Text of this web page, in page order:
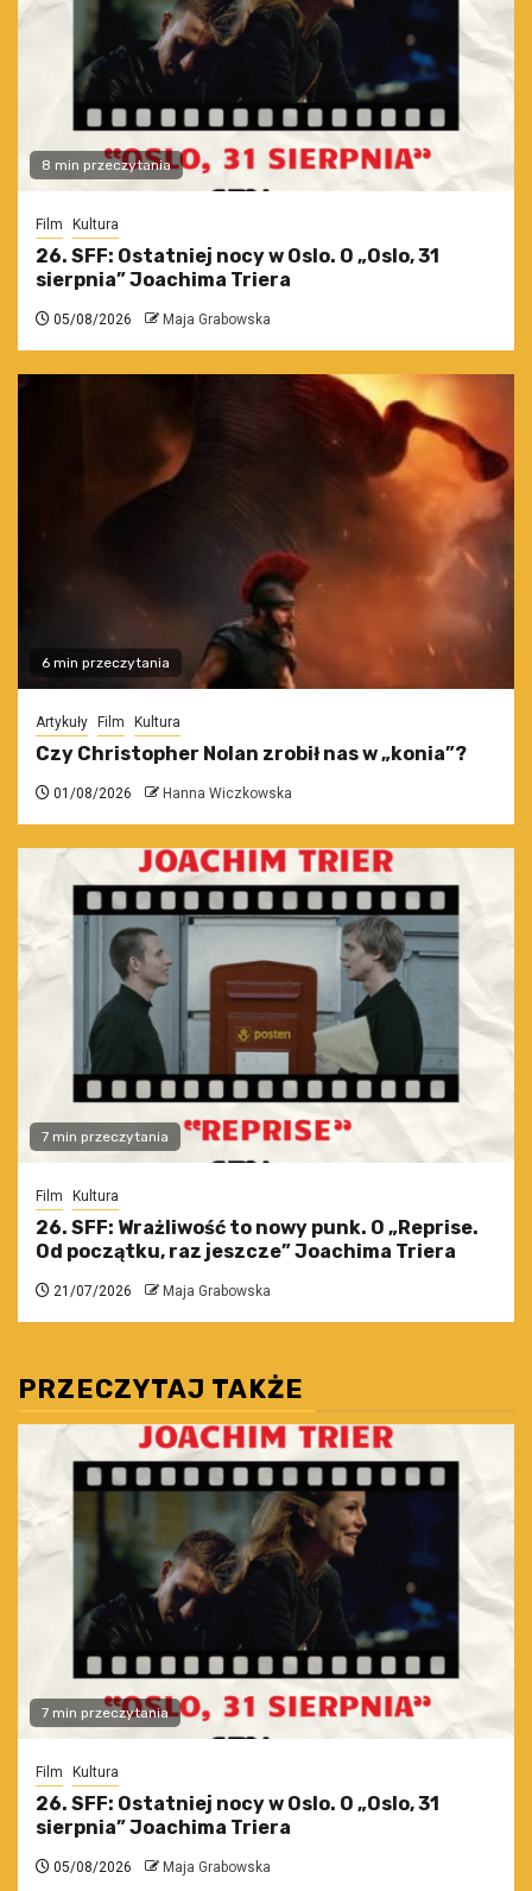
8 min przeczytania
Film Kultura
26. SFF: Ostatniej nocy w Oslo. O „Oslo, 31
sierpnia” Joachima Triera
05/08/2026 Maja Grabowska
6 min przeczytania
Artykuły Film Kultura
Czy Christopher Nolan zrobił nas w „konia”?
01/08/2026 Hanna Wiczkowska
7 min przeczytania
Film Kultura
26. SFF: Wrażliwość to nowy punk. O „Reprise.
Od początku, raz jeszcze” Joachima Triera
21/07/2026 Maja Grabowska
PRZECZYTAJ TAKŻE
7 min przeczytania
Film Kultura
26. SFF: Ostatniej nocy w Oslo. O „Oslo, 31
sierpnia” Joachima Triera
05/08/2026 Maja Grabowska